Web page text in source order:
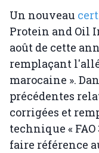
Un nouveau
Protein and Oil
août de cette
remplaçant
marocaine ».
précédentes
corrigées et
technique «
faire référence